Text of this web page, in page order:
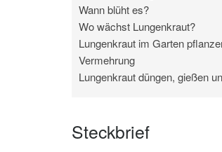
Wann blüht es?
Wo wächst Lungenkraut?
Lungenkraut im Garten
Vermehrung
Lungenkraut düngen, gießen
Steckbrief